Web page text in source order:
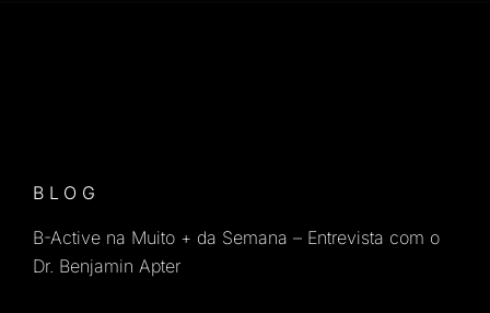
BLOG
B-Active na Muito + da Semana – Entrevista com o
Dr. Benjamin Apter